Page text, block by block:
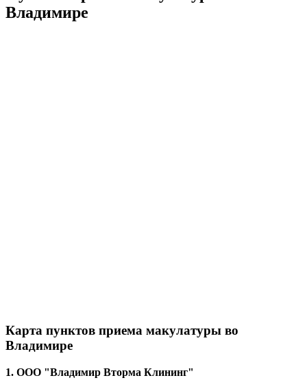
Владимире
Карта пунктов приема макулатуры во
Владимире
1. ООО "Владимир Вторма Клининг"